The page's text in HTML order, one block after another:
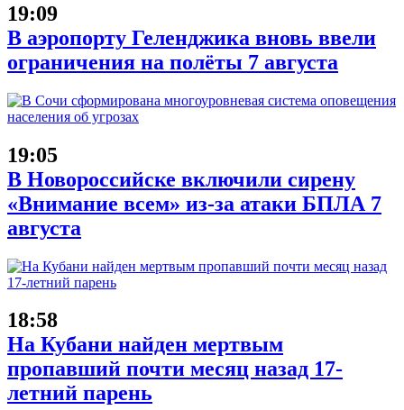
19:09
В аэропорту Геленджика вновь ввели
ограничения на полёты 7 августа
19:05
В Новороссийске включили сирену
«Внимание всем» из-за атаки БПЛА 7
августа
18:58
На Кубани найден мертвым
пропавший почти месяц назад 17-
летний парень